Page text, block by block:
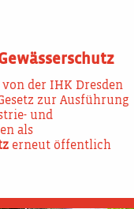
von der IHK Dresden
zur Ausführung
und
als
erneut öffentlich